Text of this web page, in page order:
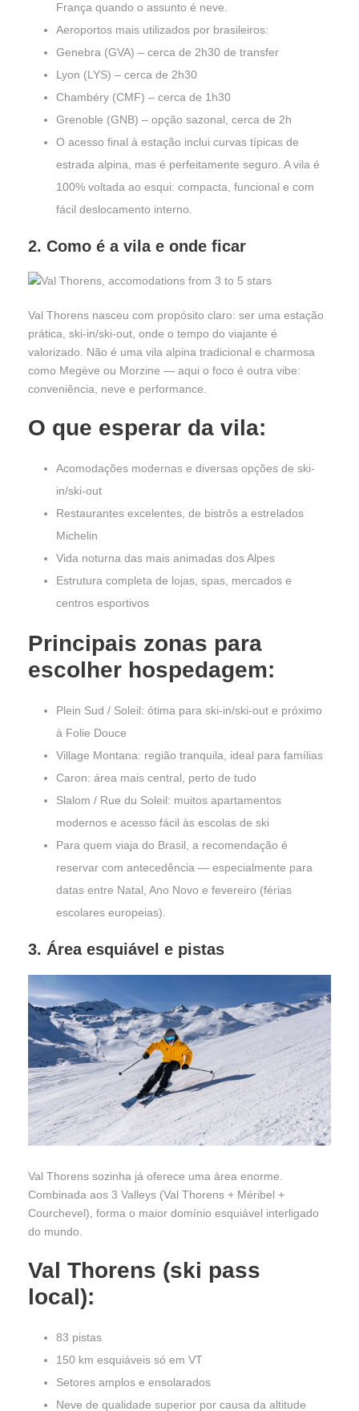
França quando o assunto é neve.
Aeroportos mais utilizados por brasileiros:
Genebra (GVA) – cerca de 2h30 de transfer
Lyon (LYS) – cerca de 2h30
Chambéry (CMF) – cerca de 1h30
Grenoble (GNB) – opção sazonal, cerca de 2h
O acesso final à estação inclui curvas típicas de
estrada alpina, mas é perfeitamente seguro. A vila é
100% voltada ao esqui: compacta, funcional e com
fácil deslocamento interno.
2. Como é a vila e onde ficar
Val Thorens nasceu com propósito claro: ser uma estação
prática, ski-in/ski-out, onde o tempo do viajante é
valorizado. Não é uma vila alpina tradicional e charmosa
como Megève ou Morzine — aqui o foco é outra vibe:
conveniência, neve e performance.
O que esperar da vila:
Acomodações modernas e diversas opções de ski-
in/ski-out
Restaurantes excelentes, de bistrôs a estrelados
Michelin
Vida noturna das mais animadas dos Alpes
Estrutura completa de lojas, spas, mercados e
centros esportivos
Principais zonas para
escolher hospedagem:
Plein Sud / Soleil: ótima para ski-in/ski-out e próximo
à Folie Douce
Village Montana: região tranquila, ideal para famílias
Caron: área mais central, perto de tudo
Slalom / Rue du Soleil: muitos apartamentos
modernos e acesso fácil às escolas de ski
Para quem viaja do Brasil, a recomendação é
reservar com antecedência — especialmente para
datas entre Natal, Ano Novo e fevereiro (férias
escolares europeias).
3. Área esquiável e pistas
Val Thorens sozinha já oferece uma área enorme.
Combinada aos 3 Valleys (Val Thorens + Méribel +
Courchevel), forma o maior domínio esquiável interligado
do mundo.
Val Thorens (ski pass
local):
83 pistas
150 km esquiáveis só em VT
Setores amplos e ensolarados
Neve de qualidade superior por causa da altitude